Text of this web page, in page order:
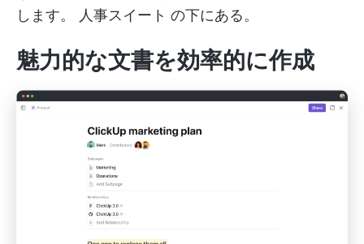
します。
人事スイート の下にある。
魅力的な文書を効率的に作成